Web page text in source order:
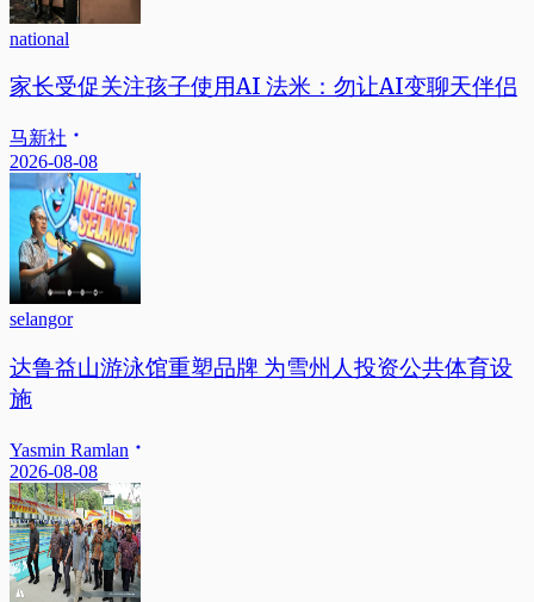
national
家长受促关注孩子使用AI 法米：勿让AI变聊天伴侣
马新社
2026-08-08
selangor
达鲁益山游泳馆重塑品牌 为雪州人投资公共体育设
施
Yasmin Ramlan
2026-08-08